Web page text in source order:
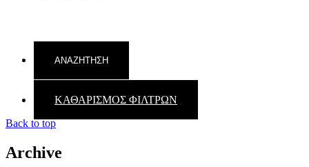
ΚΑΘΑΡΙΣΜΟΣ ΦΙΛΤΡΩΝ
Back to top
Archive